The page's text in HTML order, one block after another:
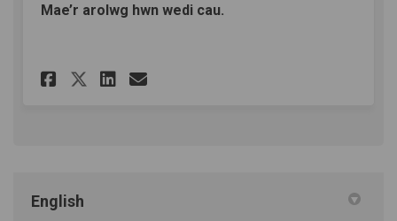
Mae’r arolwg hwn wedi cau.
Rhannu Arolwg ar-lein ar
Rhannu Arolwg ar-lein Ar
Rhannu Arolwg ar-lein
E-bost Arolwg ar-lein
English